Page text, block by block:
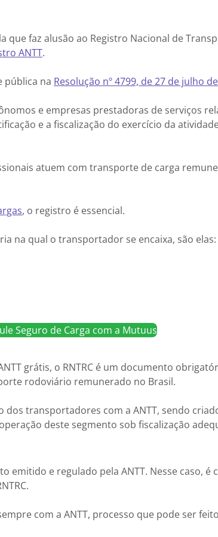
que faz alusão ao Registro Nacional de
ANTT.
pública na Resolução nº 4799, de 27 de julho
e empresas prestadoras de serviços
e a fiscalização do exercício da
atuem com transporte de carga
, o registro é essencial.
na qual o transportador se encaixa, são elas:
Seguro de Carga com a Mutuus
grátis, o RNTRC é um documento
rodoviário remunerado no Brasil.
transportadores com a ANTT, sendo
deste segmento sob fiscalização
emitido e regulado pela ANTT. Nesse caso, é
com a ANTT, processo que pode ser